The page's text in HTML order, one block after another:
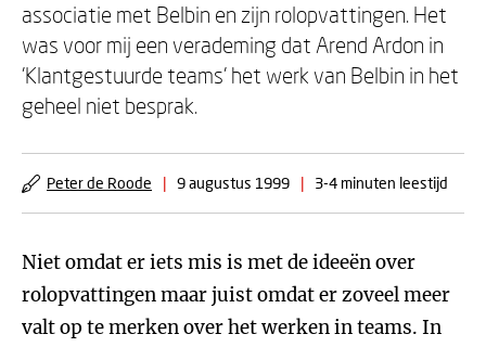
associatie met Belbin en zijn rolopvattingen. Het
was voor mij een verademing dat Arend Ardon in
'Klantgestuurde teams' het werk van Belbin in het
geheel niet besprak.
Peter de Roode | 9 augustus 1999 | 3-4 minuten leestijd
Niet omdat er iets mis is met de ideeën over
rolopvattingen maar juist omdat er zoveel meer
valt op te merken over het werken in teams. In